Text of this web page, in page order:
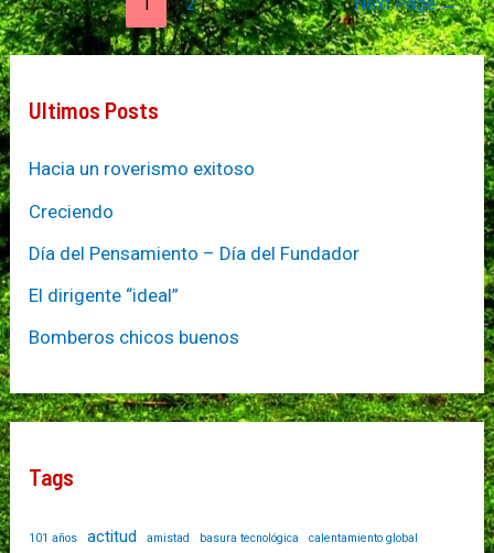
para
SCOUTS
pagination
1 2 Next Page→
Ultimos Posts
Hacia un roverismo exitoso
Creciendo
Día del Pensamiento – Día del Fundador
El dirigente “ideal”
Bomberos chicos buenos
Tags
101 años actitud amistad basura tecnológica calentamiento global